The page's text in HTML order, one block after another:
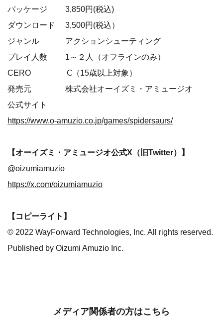
パッケージ 3,850円(税込)
ダウンロード 3,500円(税込）
ジャンル アクションシューティング
プレイ人数 1～２人（オフラインのみ）
CERO Ⅽ（15歳以上対象）
発売元 株式会社オーイズミ・アミュージオ
公式サイト
https://www.o-amuzio.co.jp/games/spidersaurs/
【オーイズミ・アミュージオ公式X（旧Twitter）】
@oizumiamuzio
https://x.com/oizumiamuzio
【コピーライト】
© 2022 WayForward Technologies, Inc. All rights reserved.
Published by Oizumi Amuzio Inc.
メディア関係者の方はこちら